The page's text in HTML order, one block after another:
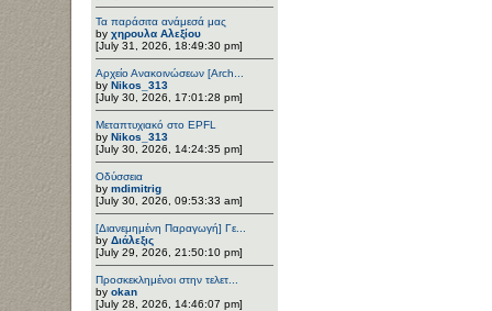
Τα παράσιτα ανάμεσά μας
by χηρουλα Αλεξίου
[July 31, 2026, 18:49:30 pm]
Αρχείο Ανακοινώσεων [Arch...
by Nikos_313
[July 30, 2026, 17:01:28 pm]
Μεταπτυχιακό στο EPFL
by Nikos_313
[July 30, 2026, 14:24:35 pm]
Οδύσσεια
by mdimitrig
[July 30, 2026, 09:53:33 am]
[Διανεμημένη Παραγωγή] Γε...
by Διάλεξις
[July 29, 2026, 21:50:10 pm]
Προσκεκλημένοι στην τελετ...
by okan
[July 28, 2026, 14:46:07 pm]